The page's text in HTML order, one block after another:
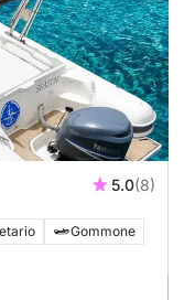
5.0(8)
Gommone